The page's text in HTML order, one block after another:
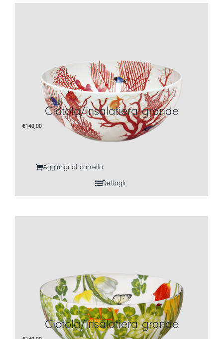
Ciotola/insalatiera grande
€140,00
Aggiungi al carrello
Dettagli
Ciotola/insalatiera grande